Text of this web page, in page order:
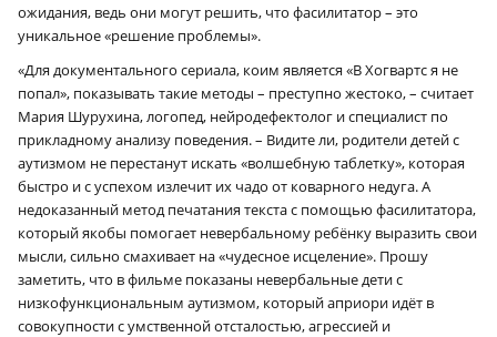
ожидания, ведь они могут решить, что фасилитатор – это
уникальное «решение проблемы».
«Для документального сериала, коим является «В Хогвартс я не
попал», показывать такие методы – преступно жестоко, – считает
Мария Шурухина, логопед, нейродефектолог и специалист по
прикладному анализу поведения. – Видите ли, родители детей с
аутизмом не перестанут искать «волшебную таблетку», которая
быстро и с успехом излечит их чадо от коварного недуга. А
недоказанный метод печатания текста с помощью фасилитатора,
который якобы помогает невербальному ребёнку выразить свои
мысли, сильно смахивает на «чудесное исцеление». Прошу
заметить, что в фильме показаны невербальные дети с
низкофункциональным аутизмом, который априори идёт в
совокупности с умственной отсталостью, агрессией и